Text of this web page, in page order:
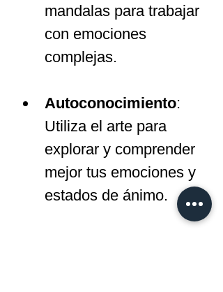
mandalas para trabajar
con emociones
complejas.
Autoconocimiento:
Utiliza el arte para
explorar y comprender
mejor tus emociones y
estados de ánimo.